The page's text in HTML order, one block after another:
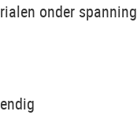
onder spanning